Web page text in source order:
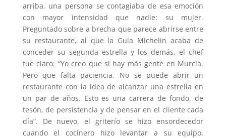
arriba, una persona se contagiaba de esa emoción
con mayor intensidad que nadie: su mujer.
Preguntado sobre a brecha que parece abrirse entre
su restaurante, al que la Guía Michelin acaba de
conceder su segunda estrella y los demás, el chef
fue claro: “Yo creo que sí hay más gente en Murcia.
Pero que falta paciencia. No se puede abrir un
restaurante con la idea de alcanzar una estrella en
un par de años. Esto es una carrera de fondo, de
tesón, de persistencia y de pensar en el cliente cada
día”. De nuevo, el griterío se hizo ensordecedor
cuando el cocinero hizo levantar a su equipo,